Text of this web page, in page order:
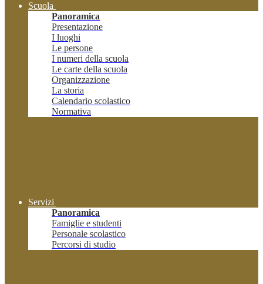
Scuola
Panoramica
Presentazione
I luoghi
Le persone
I numeri della scuola
Le carte della scuola
Organizzazione
La storia
Calendario scolastico
Normativa
Servizi
Panoramica
Famiglie e studenti
Personale scolastico
Percorsi di studio